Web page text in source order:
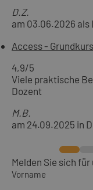
D.Z.
am 03.06.2026
Access - Grundkurs
4,9/5
Viele praktische
Dozent
M.B.
am 24.09.2025 in
Melden Sie sich
Vorname